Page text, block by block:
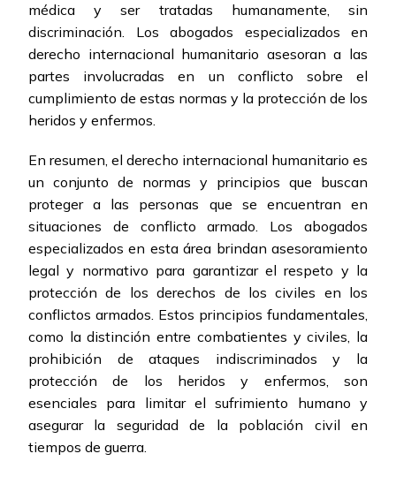
médica y ser tratadas humanamente, sin
discriminación. Los abogados especializados en
derecho internacional humanitario asesoran a las
partes involucradas en un conflicto sobre el
cumplimiento de estas normas y la protección de los
heridos y enfermos.
En resumen, el derecho internacional humanitario es
un conjunto de normas y principios que buscan
proteger a las personas que se encuentran en
situaciones de conflicto armado. Los abogados
especializados en esta área brindan asesoramiento
legal y normativo para garantizar el respeto y la
protección de los derechos de los civiles en los
conflictos armados. Estos principios fundamentales,
como la distinción entre combatientes y civiles, la
prohibición de ataques indiscriminados y la
protección de los heridos y enfermos, son
esenciales para limitar el sufrimiento humano y
asegurar la seguridad de la población civil en
tiempos de guerra.